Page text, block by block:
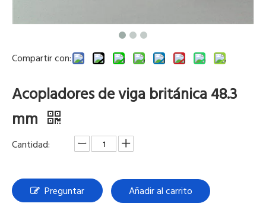
Compartir con:
Acopladores de viga británica 48.3
mm
Cantidad:
Preguntar Añadir al carrito